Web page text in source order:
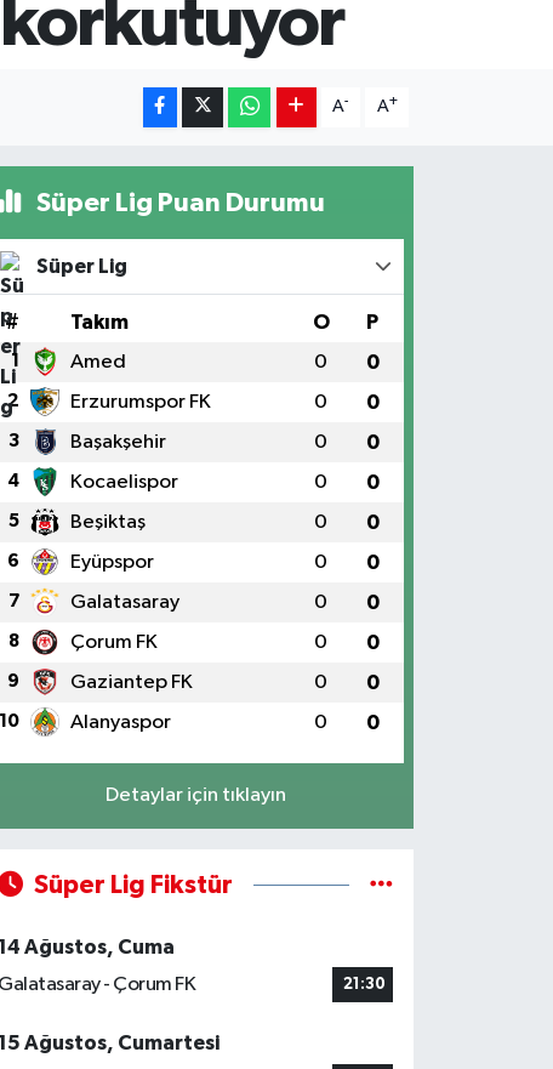
korkutuyor
A- A+
Süper Lig Puan Durumu
Süper Lig
# Takım O P
1 Amed 0 0
2 Erzurumspor FK 0 0
3 Başakşehir 0 0
4 Kocaelispor 0 0
5 Beşiktaş 0 0
6 Eyüpspor 0 0
7 Galatasaray 0 0
8 Çorum FK 0 0
9 Gaziantep FK 0 0
10 Alanyaspor 0 0
Detaylar için tıklayın
Süper Lig Fikstür
14 Ağustos, Cuma
Galatasaray - Çorum FK
21:30
15 Ağustos, Cumartesi